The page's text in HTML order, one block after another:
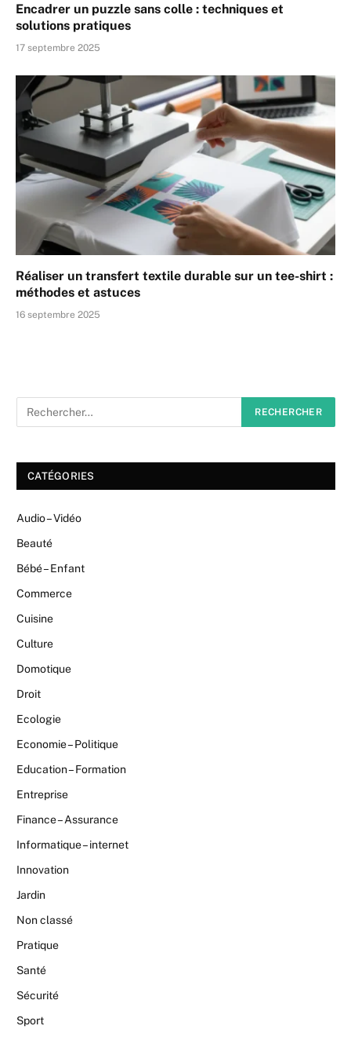
Encadrer un puzzle sans colle : techniques et
solutions pratiques
17 septembre 2025
Réaliser un transfert textile durable sur un tee-shirt :
méthodes et astuces
16 septembre 2025
CATÉGORIES
Audio – Vidéo
Beauté
Bébé – Enfant
Commerce
Cuisine
Culture
Domotique
Droit
Ecologie
Economie – Politique
Education – Formation
Entreprise
Finance – Assurance
Informatique – internet
Innovation
Jardin
Non classé
Pratique
Santé
Sécurité
Sport